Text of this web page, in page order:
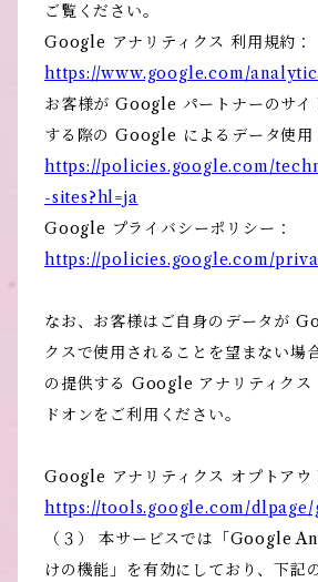
ご覧ください。
Google アナリティクス 利用規約：
https://www.google.com/
お客様が Google パートナーのサイ
する際の Google によるデータ使用
https://policies.google.com/
-sites?hl=ja
Google プライバシーポリシー：
https://policies.google.com/
なお、お客様はご自身のデータが
クスで使用されることを望まない
の提供する Google アナリティクス
ドオンをご利用ください。
Google アナリティクス オプトアウ
https://tools.google.com/
（３） 本サービスでは「Google
けの機能」を有効にしており、下記